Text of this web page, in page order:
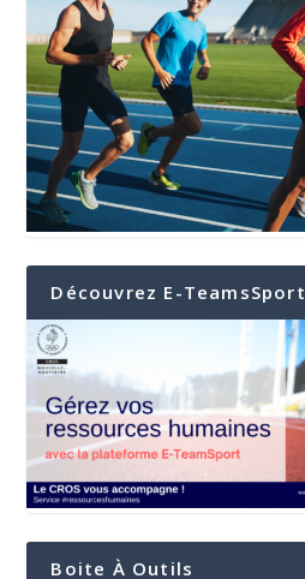
Découvrez E-TeamsSport
Boite À Outils